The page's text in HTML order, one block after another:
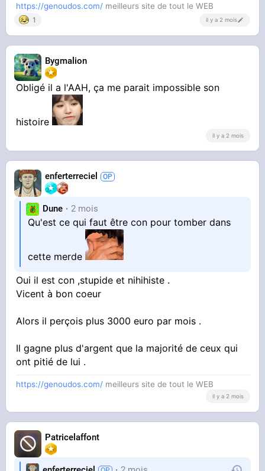
2100 euro par mois cache pour se droguer
https://genoudos.com/ meilleurs site de tout le WEB
1 il y a 2 mois
Bygmalion
Obligé il a l'AAH, ça me parait impossible son
histoire
il y a 2 mois
enferterreciel
Dune 2 mois
Qu'est ce qui faut être con pour tomber dans
cette merde
Oui il est con ,stupide et nihihiste .
Vicent à bon coeur
Alors il perçois plus 3000 euro par mois .
Il gagne plus d'argent que la majorité de ceux qui
ont pitié de lui .
https://genoudos.com/ meilleurs site de tout le WEB
il y a 2 mois
Patricelaffont